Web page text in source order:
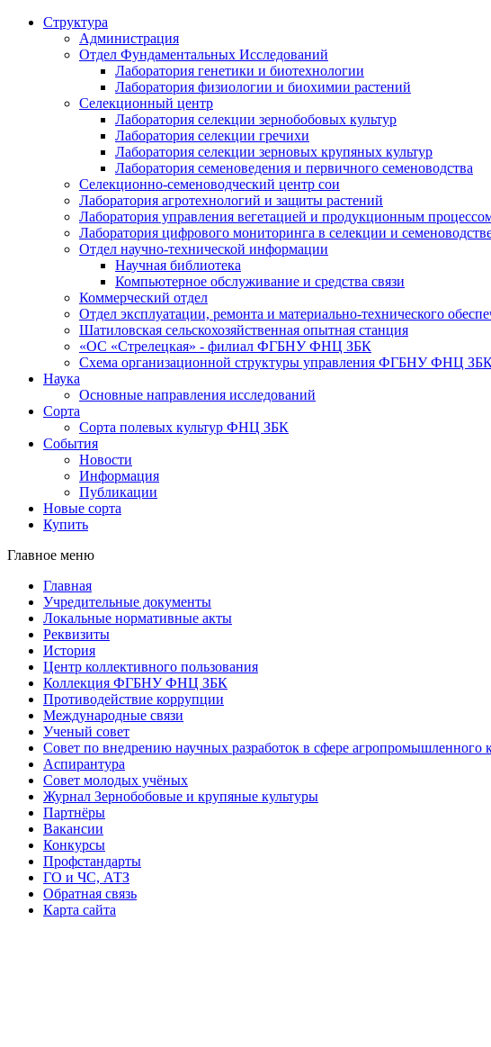
Структура
Администрация
Отдел Фундаментальных Исследований
Лаборатория генетики и биотехнологии
Лаборатория физиологии и биохимии растений
Селекционный центр
Лаборатория селекции зернобобовых культур
Лаборатория селекции гречихи
Лаборатория селекции зерновых крупяных культур
Лаборатория семеноведения и первичного семеноводства
Селекционно-семеноводческий центр сои
Лаборатория агротехнологий и защиты растений
Лаборатория управления вегетацией и продукционным
Лаборатория цифрового мониторинга в селекции и
Отдел научно-технической информации
Научная библиотека
Компьютерное обслуживание и средства связи
Коммерческий отдел
Отдел эксплуатации, ремонта и материально-технического
Шатиловская сельскохозяйственная опытная станция
«ОС «Стрелецкая» - филиал ФГБНУ ФНЦ ЗБК
Схема организационной структуры управления ФГБНУ ФНЦ
Наука
Основные направления исследований
Сорта
Сорта полевых культур ФНЦ ЗБК
События
Новости
Информация
Публикации
Новые сорта
Купить
Главное меню
Главная
Учредительные документы
Локальные нормативные акты
Реквизиты
История
Центр коллективного пользования
Коллекция ФГБНУ ФНЦ ЗБК
Противодействие коррупции
Международные связи
Ученый совет
Совет по внедрению научных разработок в сфере агропромышленного
Аспирантура
Совет молодых учёных
Журнал Зернобобовые и крупяные культуры
Партнёры
Вакансии
Конкурсы
Профстандарты
ГО и ЧС, АТЗ
Обратная связь
Карта сайта